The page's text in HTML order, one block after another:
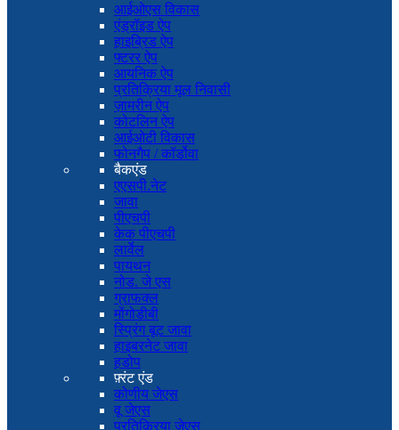
आईओएस विकास
एंड्रॉइड ऐप
हाइब्रिड ऐप
फ्टरर ऐप
आयनिक ऐप
प्रतिक्रिया मूल निवासी
ज़ामरीन ऐप
कोटलिन ऐप
आईओटी विकास
फोनगैप / कॉर्डोवा
बैकएंड
एएसपी.नेट
जावा
पीएचपी
केक पीएचपी
लार्वेल
पायथन
नोड. जे एस
ग्राफक्ल
मोंगोडीबी
स्प्रिंग बूट जावा
हाइबरनेट जावा
हडोप
फ़्रंट एंड
कोणीय जेएस
वू जेएस
प्रतिक्रिया जेएस